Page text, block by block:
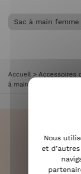
Sac à main femme
Accueil > Accessoires
à main Croco Boursirecti
Nous
et